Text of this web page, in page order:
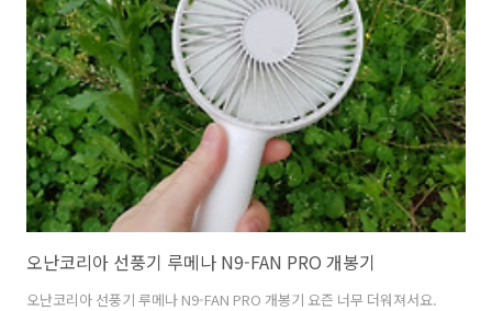
오난코리아 선풍기 루메나 N9-FAN PRO 개봉기
오난코리아 선풍기 루메나 N9-FAN PRO 개봉기 요즌 너무 더워져서요.